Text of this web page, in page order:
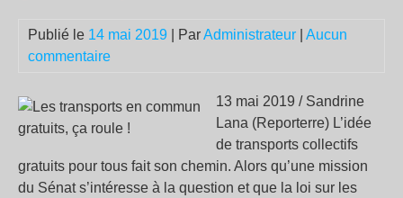
Publié le 14 mai 2019 | ParAdministrateur
Aucun
commentaire
13 mai 2019 / Sandrine
Lana (Reporterre) L’idée
de transports collectifs
gratuits pour tous fait son chemin. Alors qu’une mission
du Sénat s’intéresse à la question et que la loi sur les